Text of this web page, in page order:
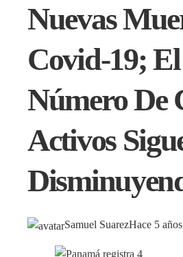
Nuevas
Covid-19; El
Número De
Activos
Samuel SuarezHace 5 años